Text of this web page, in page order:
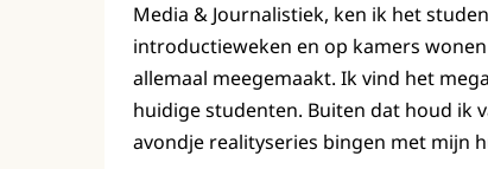
Media & Journalistiek, ken ik het
introductieweken en op kamers
allemaal meegemaakt. Ik vind het
huidige studenten. Buiten dat houd ik
avondje realityseries bingen met mijn